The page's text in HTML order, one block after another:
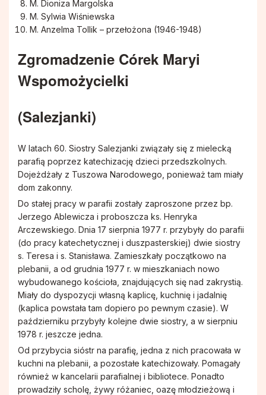
M. Dioniza Margolska
M. Sylwia Wiśniewska
M. Anzelma Tollik – przełożona (1946-1948)
Zgromadzenie Córek Maryi
Wspomożycielki
(Salezjanki)
W latach 60. Siostry Salezjanki związały się z mielecką
parafią poprzez katechizację dzieci przedszkolnych.
Dojeżdżały z Tuszowa Narodowego, ponieważ tam miały
dom zakonny.
Do stałej pracy w parafii zostały zaproszone przez bp.
Jerzego Ablewicza i proboszcza ks. Henryka
Arczewskiego. Dnia 17 sierpnia 1977 r. przybyły do parafii
(do pracy katechetycznej i duszpasterskiej) dwie siostry
s. Teresa i s. Stanisława. Zamieszkały początkowo na
plebanii, a od grudnia 1977 r. w mieszkaniach nowo
wybudowanego kościoła, znajdujących się nad zakrystią.
Miały do dyspozycji własną kaplicę, kuchnię i jadalnię
(kaplica powstała tam dopiero po pewnym czasie). W
październiku przybyły kolejne dwie siostry, a w sierpniu
1978 r. jeszcze jedna.
Od przybycia sióstr na parafię, jedna z nich pracowała w
kuchni na plebanii, a pozostałe katechizowały. Pomagały
również w kancelarii parafialnej i bibliotece. Ponadto
prowadziły scholę, żywy różaniec, oazę młodzieżową i